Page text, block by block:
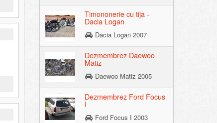
Timononerie cu tija -
Dacia Logan
Dacia Logan 2007
Dezmembrez Daewoo
Matiz
Daewoo Matiz 2005
Dezmembrez Ford Focus
I
Ford Focus I 2003